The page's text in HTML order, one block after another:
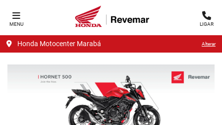
MENU LIGAR
Honda Motocenter Marabá Alterar